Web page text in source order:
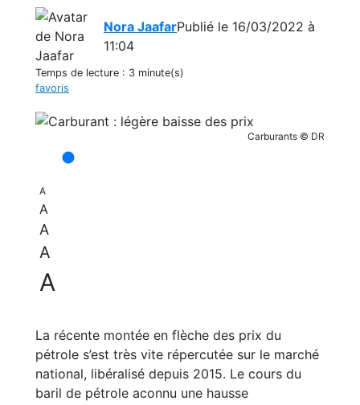
Nora JaafarPublié le 16/03/2022 à
11:04
Temps de lecture : 3 minute(s)
favoris
Carburants © DR
A
A
A
A
A
La récente montée en flèche des prix du
pétrole s’est très vite répercutée sur le marché
national, libéralisé depuis 2015. Le cours du
baril de pétrole aconnu une hausse